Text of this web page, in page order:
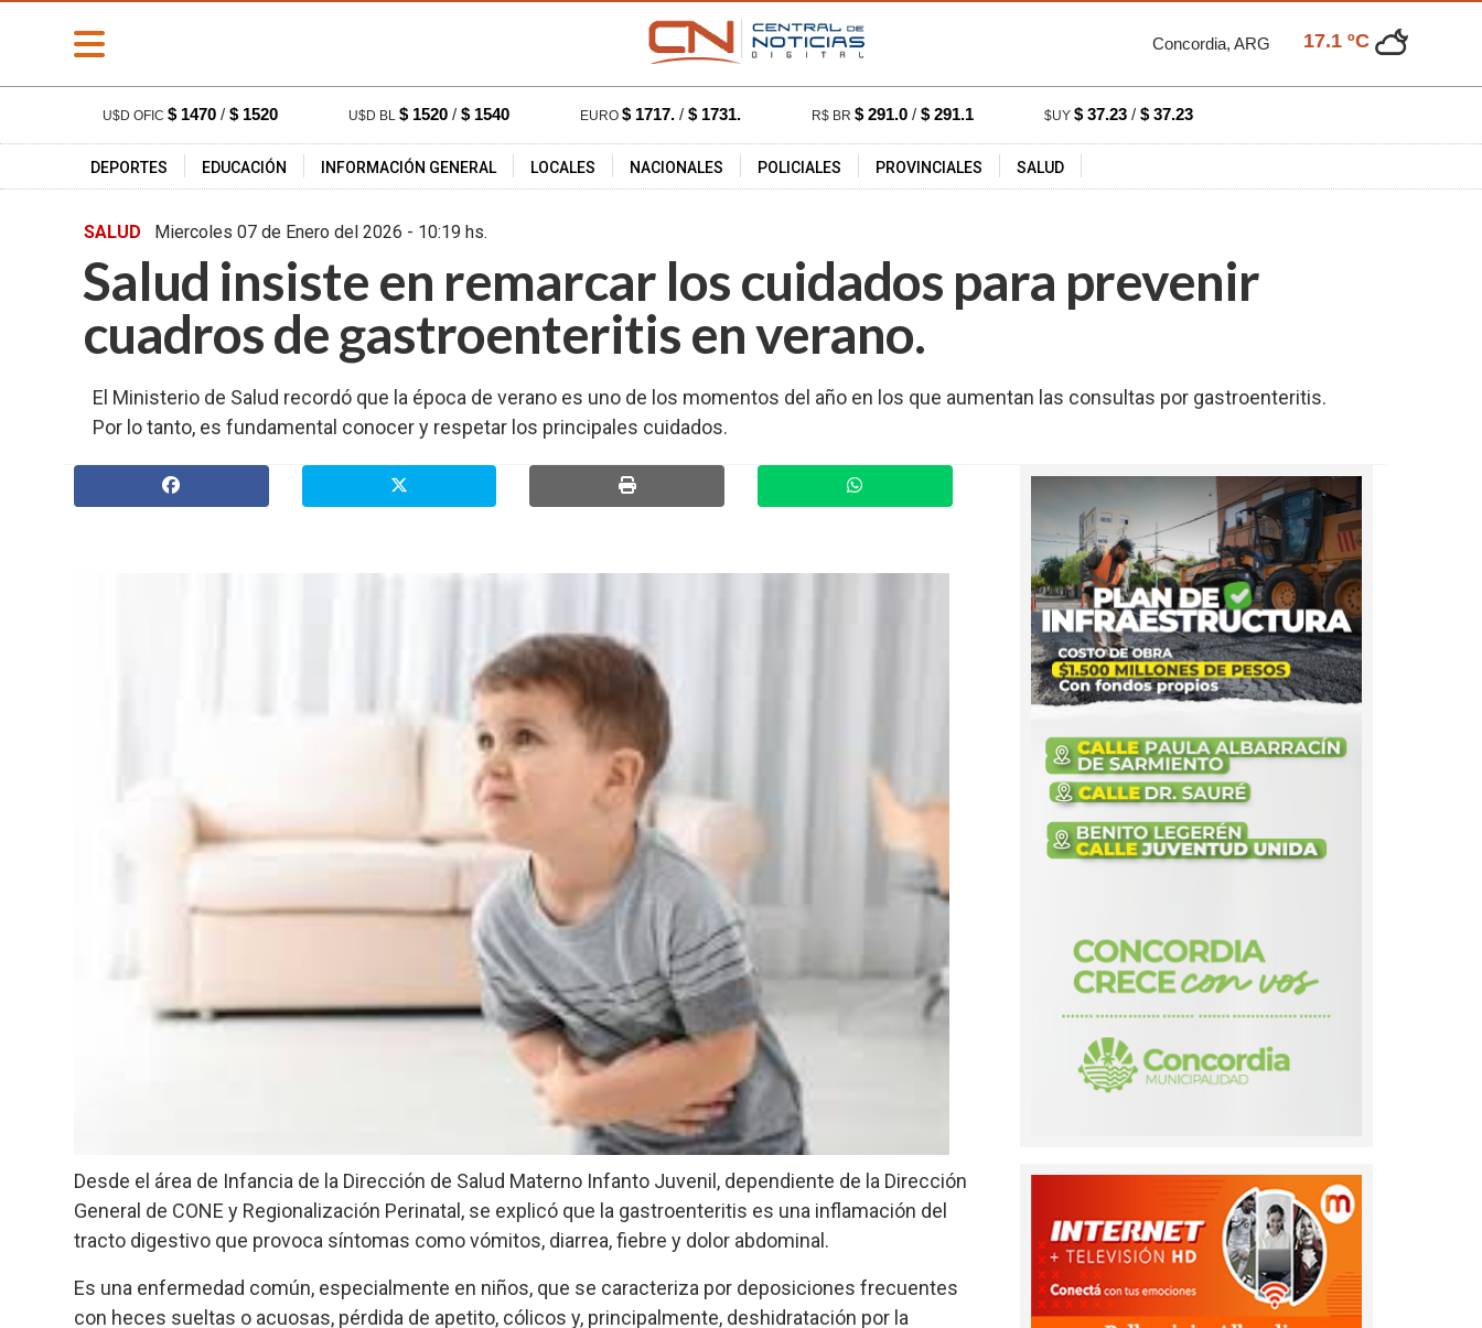
» PORTADA
» Deportes
» Locales
» Policiales
Concordia, ARG 17.1 ºC
U$D OFIC $ 1470 / $ 1520 U$D BL $ 1520 / $ 1540 EURO $ 1717. / $ 1731. R$ BR $ 291.0 / $ 291.1 $UY $ 37.23 / $ 37.23
DEPORTES EDUCACIÓN INFORMACIÓN GENERAL LOCALES NACIONALES POLICIALES PROVINCIALES SALUD
SALUD Miercoles 07 de Enero del 2026 - 10:19 hs.
Salud insiste en remarcar los cuidados para prevenir
cuadros de gastroenteritis en verano.
El Ministerio de Salud recordó que la época de verano es uno de los momentos del año en los que aumentan las consultas por gastroenteritis.
Por lo tanto, es fundamental conocer y respetar los principales cuidados.
Desde el área de Infancia de la Dirección de Salud Materno Infanto Juvenil, dependiente de la Dirección
General de CONE y Regionalización Perinatal, se explicó que la gastroenteritis es una inflamación del
tracto digestivo que provoca síntomas como vómitos, diarrea, fiebre y dolor abdominal.
Es una enfermedad común, especialmente en niños, que se caracteriza por deposiciones frecuentes
con heces sueltas o acuosas, pérdida de apetito, cólicos y, principalmente, deshidratación por la